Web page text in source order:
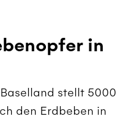
in
stellt 5000
den Erdbeben in